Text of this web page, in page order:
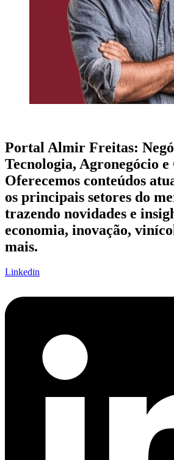
Portal Almir Freitas:
Tecnologia, Agronegócio
Oferecemos conteúdos
os principais setores do
trazendo novidades e
economia, inovação,
mais.
Linkedin